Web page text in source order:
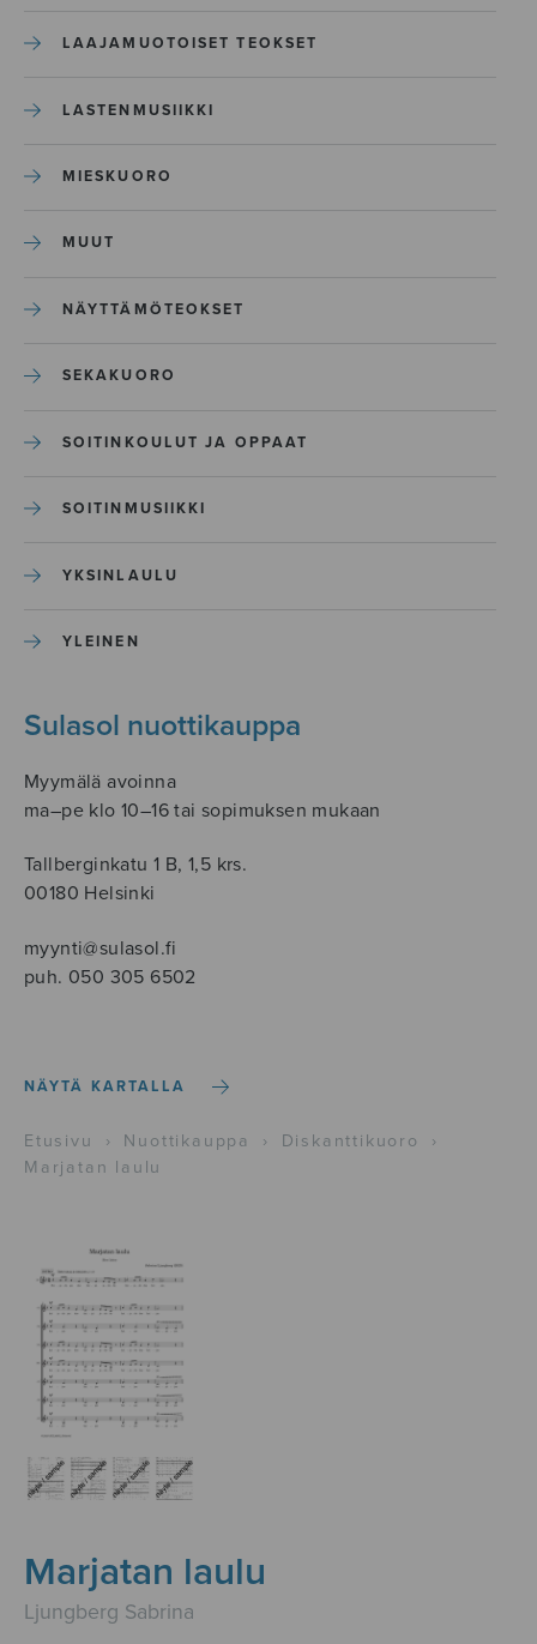
LAAJAMUOTOISET TEOKSET
LASTENMUSIIKKI
MIESKUORO
MUUT
NÄYTTÄMÖTEOKSET
SEKAKUORO
SOITINKOULUT JA OPPAAT
SOITINMUSIIKKI
YKSINLAULU
YLEINEN
Sulasol nuottikauppa
Myymälä avoinna
ma–pe klo 10–16 tai sopimuksen mukaan
Tallberginkatu 1 B, 1,5 krs.
00180 Helsinki
myynti@sulasol.fi
puh. 050 305 6502
NÄYTÄ KARTALLA
Etusivu › Nuottikauppa › Diskanttikuoro
›
Marjatan laulu
Marjatan laulu
Ljungberg Sabrina